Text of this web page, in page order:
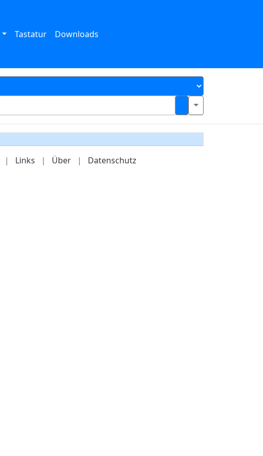
Tastatur Downloads
| Links | Über | Datenschutz